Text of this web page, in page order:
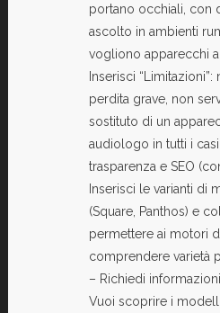
portano occhiali, con
ascolto in ambienti
vogliono apparecchi
Inserisci
perdita grave, non
sostituto di un
audiologo in tutti i
trasparenza e SEO
Inserisci le varianti di
(Square, Panthos) e
permettere ai motori
comprendere varietà
– Richiedi
Vuoi scoprire i